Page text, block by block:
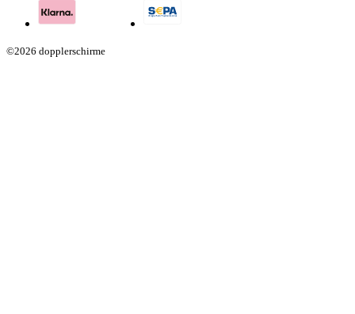
©2026 dopplerschirme